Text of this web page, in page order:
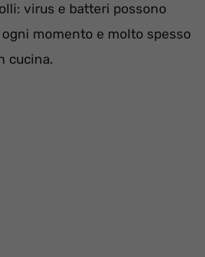
virus e batteri possono
momento e molto spesso
cucina.